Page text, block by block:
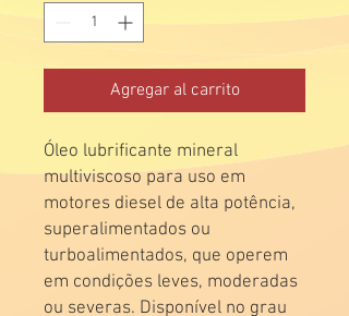
Agregar al carrito
Óleo lubrificante mineral
multiviscoso para uso em
motores diesel de alta potência,
superalimentados ou
turboalimentados, que operem
em condições leves, moderadas
ou severas. Disponível no grau